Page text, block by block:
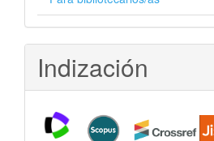
Indización